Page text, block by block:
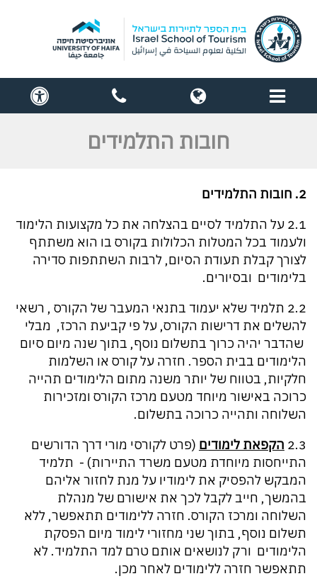
תפריט globe
contact
us
חובות התלמידים
2. חובות התלמידים
2.1 על התלמיד לסיים בהצלחה את כל מקצועות הלימוד
ולעמוד בכל המטלות הכלולות בקורס בו הוא משתתף
לצורך קבלת תעודת הסיום, לרבות השתתפות סדירה
בלימודים ובסיורים.
2.2 תלמיד שלא יעמוד בתנאי המעבר של הקורס , רשאי
להשלים את דרישות הקורס, על פי קביעת הרכז, מבלי
שהדבר יהיה כרוך בתשלום נוסף, בתוך שנה מיום סיום
הלימודים בבית הספר. חזרה על קורס או השלמות
חלקיות, בטווח של יותר משנה מתום הלימודים תהייה
כרוכה באישור מיוחד מטעם מרכז הקורס ומזכירות
השלוחה ותהייה כרוכה בתשלום.
2.3 הקפאת לימודים (פרט לקורסי מורי דרך הדורשים
התייחסות מיוחדת מטעם משרד התיירות) - תלמיד
המבקש להפסיק את לימודיו על מנת לחזור אליהם
בהמשך, חייב לקבל לכך את אישורם של מנהלת
השלוחה ומרכז הקורס. חזרה ללימודים תתאפשר, ללא
תשלום נוסף, בתוך שני מחזורי לימוד מיום הפסקת
הלימודים ורק לנושאים אותם טרם למד התלמיד. לא
תתאפשר חזרה ללימודים לאחר מכן.